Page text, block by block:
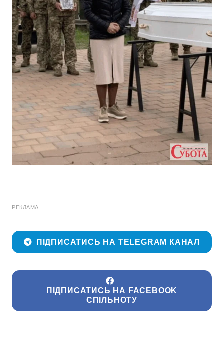
РЕКЛАМА
ПІДПИСАТИСЬ НА TELEGRAM КАНАЛ
ПІДПИСАТИСЬ НА FACEBOOK
СПІЛЬНОТУ